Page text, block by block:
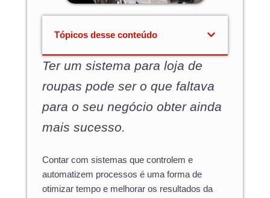
Tópicos desse conteúdo
Ter um sistema para loja de
roupas pode ser o que faltava
para o seu negócio obter ainda
mais sucesso.
Contar com sistemas que controlem e
automatizem processos é uma forma de
otimizar tempo e melhorar os resultados da